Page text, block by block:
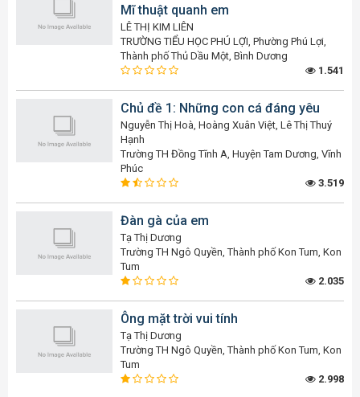
Mĩ thuật quanh em
LÊ THỊ KIM LIÊN
TRƯỜNG TIỂU HỌC PHÚ LỢI, Phường Phú Lợi,
Thành phố Thủ Dầu Một, Bình Dương
1.541
Chủ đề 1: Những con cá đáng yêu
Nguyễn Thị Hoà, Hoàng Xuân Việt, Lê Thị Thuý
Hạnh
Trường TH Đồng Tĩnh A, Huyện Tam Dương, Vĩnh
Phúc
3.519
Đàn gà của em
Tạ Thị Dương
Trường TH Ngô Quyền, Thành phố Kon Tum, Kon
Tum
2.035
Ông mặt trời vui tính
Tạ Thị Dương
Trường TH Ngô Quyền, Thành phố Kon Tum, Kon
Tum
2.998